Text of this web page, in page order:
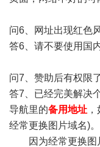
问6、网址出现红色
答6、请不要使用国
问7、赞助后有权限
答7、已经完美解决
导航里的备用地址
经常更换图片域名)。
因为经常更换图